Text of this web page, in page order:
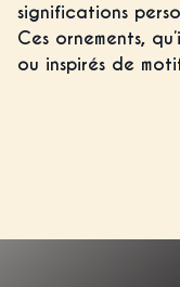
significations
Ces ornements,
ou inspirés de